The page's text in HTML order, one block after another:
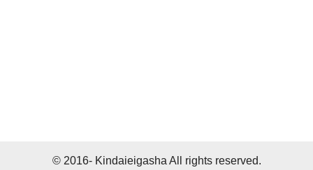
© 2016- Kindaieigasha All rights reserved.